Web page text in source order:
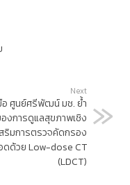
Next
อ ศูนย์ศรีพัฒน์ มช. ย้ำ
งการดูแลสุขภาพเชิง
ริมการตรวจคัดกรอง
ดด้วย Low-dose CT
(LDCT)